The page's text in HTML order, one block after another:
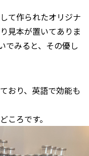
て作られたオリジナ
見本が置いてありま
でみると、その優し
おり、英語で効能も
ころです。